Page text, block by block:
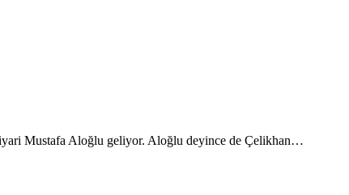
Mustafa Aloğlu geliyor. Aloğlu deyince de Çelikhan…